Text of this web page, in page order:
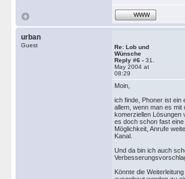
WWW
urban
Guest
Re: Lob und
Wünsche
Reply #6 - 31.
May 2004 at
08:29
Moin,
ich finde, Phoner ist
allem, wenn man es mit
komerziellen Lösungen
es doch schon fast
Möglichkeit, Anrufe
Kanal.
Und da bin ich auch
Könnte die